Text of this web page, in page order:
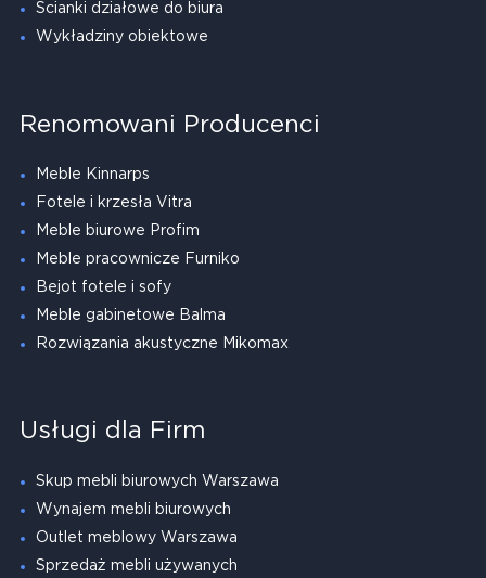
Ścianki działowe do biura
Wykładziny obiektowe
Renomowani Producenci
Meble Kinnarps
Fotele i krzesła Vitra
Meble biurowe Profim
Meble pracownicze Furniko
Bejot fotele i sofy
Meble gabinetowe Balma
Rozwiązania akustyczne Mikomax
Usługi dla Firm
Skup mebli biurowych Warszawa
Wynajem mebli biurowych
Outlet meblowy Warszawa
Sprzedaż mebli używanych